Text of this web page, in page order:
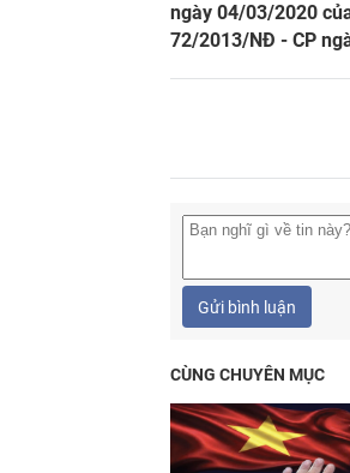
ngày 04/03/2020
72/2013/NĐ - CP
Gửi bình luận
CÙNG CHUYÊN MỤC